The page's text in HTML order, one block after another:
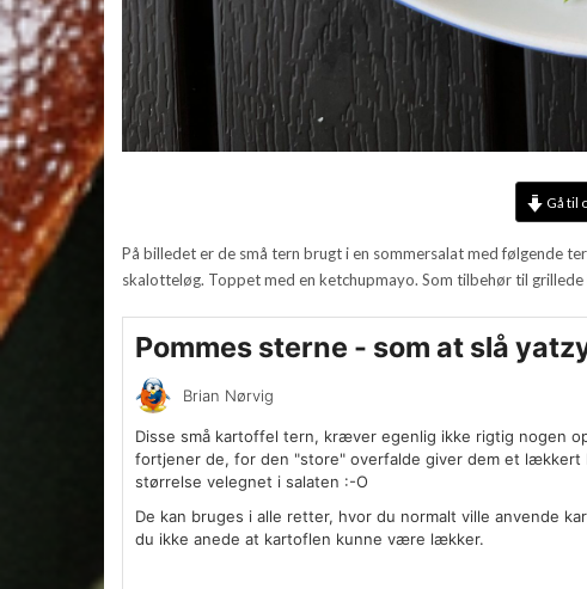
Gå til
På billedet er de små tern brugt i en sommersalat med følgende
skalotteløg. Toppet med en ketchupmayo. Som tilbehør til grillede
Pommes sterne - som at slå
Brian Nørvig
Disse små kartoffel tern, kræver egenlig ikke rigtig nogen
fortjener de, for den "store" overfalde giver dem et lækkert
størrelse velegnet i salaten :-O
De kan bruges i alle retter, hvor du normalt ville anvende
du ikke anede at kartoflen kunne være lækker.